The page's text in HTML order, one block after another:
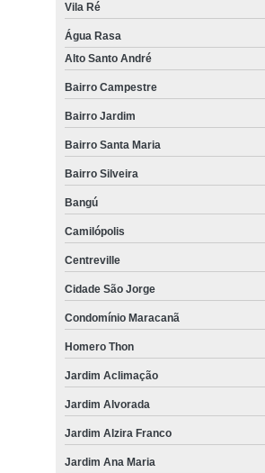
Vila Ré
Água Rasa
Alto Santo André
Bairro Campestre
Bairro Jardim
Bairro Santa Maria
Bairro Silveira
Bangú
Camilópolis
Centreville
Cidade São Jorge
Condomínio Maracanã
Homero Thon
Jardim Aclimação
Jardim Alvorada
Jardim Alzira Franco
Jardim Ana Maria